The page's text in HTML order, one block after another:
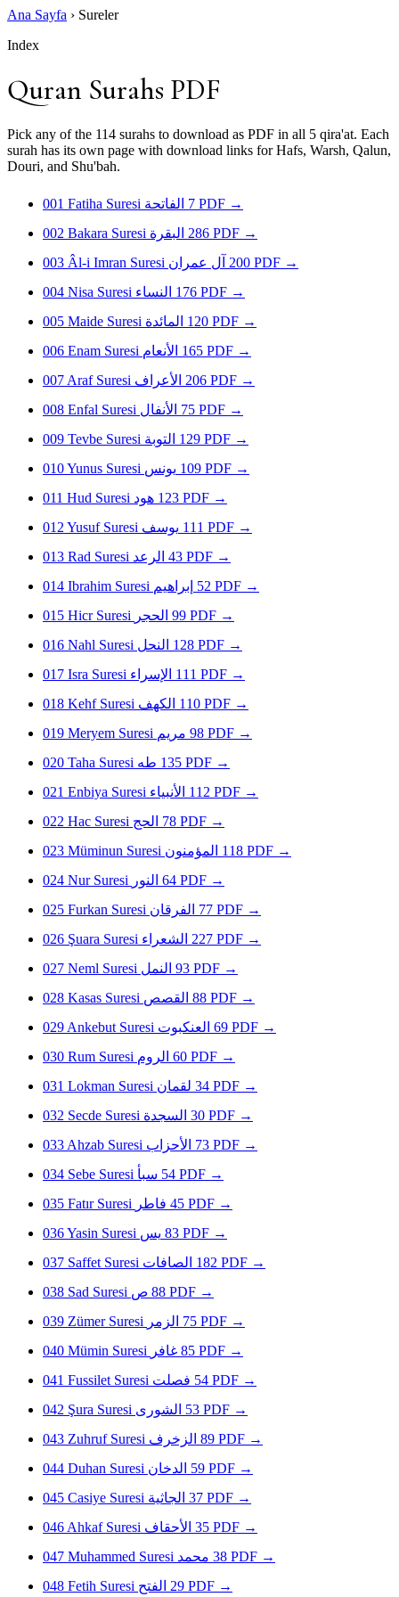
Ana Sayfa › Sureler
Index
Quran Surahs PDF
Pick any of the 114 surahs to download as PDF in all 5 qira'at. Each
surah has its own page with download links for Hafs, Warsh, Qalun,
Douri, and Shu'bah.
001 Fatiha Suresi الفاتحة 7 PDF →
002 Bakara Suresi البقرة 286 PDF →
003 Âl-i Imran Suresi آل عمران 200 PDF →
004 Nisa Suresi النساء 176 PDF →
005 Maide Suresi المائدة 120 PDF →
006 Enam Suresi الأنعام 165 PDF →
007 Araf Suresi الأعراف 206 PDF →
008 Enfal Suresi الأنفال 75 PDF →
009 Tevbe Suresi التوبة 129 PDF →
010Yunus Suresi يونس 109 PDF →
011 Hud Suresi هود 123 PDF →
012 Yusuf Suresi يوسف 111 PDF →
013 Rad Suresi الرعد 43 PDF →
014 Ibrahim Suresi إبراهيم 52 PDF →
015 Hicr Suresi الحجر 99 PDF →
016 Nahl Suresi النحل 128 PDF →
017 Isra Suresi الإسراء 111 PDF →
018 Kehf Suresi الكهف 110 PDF →
019 Meryem Suresi مريم 98 PDF →
020 Taha Suresi طه 135 PDF →
021 Enbiya Suresi الأنبياء 112 PDF →
022 Hac Suresi الحج 78 PDF →
023 Müminun Suresi المؤمنون 118 PDF →
024 Nur Suresi النور 64 PDF →
025 Furkan Suresi الفرقان 77 PDF →
026 Şuara Suresi الشعراء 227 PDF →
027 Neml Suresi النمل 93 PDF →
028 Kasas Suresi القصص 88 PDF →
029 Ankebut Suresi العنكبوت 69 PDF →
030 Rum Suresi الروم 60 PDF →
031 Lokman Suresi لقمان 34 PDF →
032 Secde Suresi السجدة 30 PDF →
033 Ahzab Suresi الأحزاب 73 PDF →
034 Sebe Suresi سبأ 54 PDF →
035 Fatır Suresi فاطر 45 PDF →
036Yasin Suresi يس 83 PDF →
037 Saffet Suresi الصافات 182 PDF →
038 Sad Suresi ص 88 PDF →
039 Zümer Suresi الزمر 75 PDF →
040 Mümin Suresi غافر 85 PDF →
041 Fussilet Suresi فصلت 54 PDF →
042 Şura Suresi الشورى 53 PDF →
043 Zuhruf Suresi الزخرف 89 PDF →
044 Duhan Suresi الدخان 59 PDF →
045 Casiye Suresi الجاثية 37 PDF →
046 Ahkaf Suresi الأحقاف 35 PDF →
047 Muhammed Suresi محمد 38 PDF →
048 Fetih Suresi الفتح 29 PDF →